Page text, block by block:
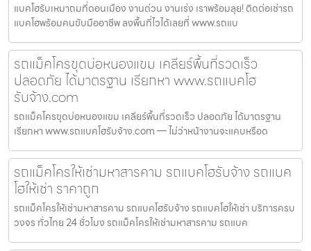
แบคโฮรับเหมาถมที่ดอนเมือง งานด่วน งานเร่ง เราพร้อมลุย! ติดต่อเช่ารถ
แบคโฮพร้อมคนขับมืออาชีพ ลงพื้นที่ไวได้เลยที่ www.รถแบ
รถแม็คโครขุดบ่อหนองแขม เคลียร์พื้นที่รวดเร็ว
ปลอดภัย ได้มาตรฐาน เรียกหา www.รถแบคโฮ
รับจ้าง.com
รถแม็คโครขุดบ่อหนองแขม เคลียร์พื้นที่รวดเร็ว ปลอดภัย ได้มาตรฐาน
เรียกหา www.รถแบคโฮรับจ้าง.com — ไม่ว่าหน้างานจะแคบหรือด
รถแม็คโครให้เช่ามหาสารคาม รถแบคโฮรับจ้าง รถแบค
โฮให้เช่า ราคาถูก
รถแม็คโครให้เช่ามหาสารคาม รถแบคโฮรับจ้าง รถแบคโฮให้เช่า บริการครบ
วงจร ทั่วไทย 24 ชั่วโมง รถแม็คโครให้เช่ามหาสารคาม รถแบค